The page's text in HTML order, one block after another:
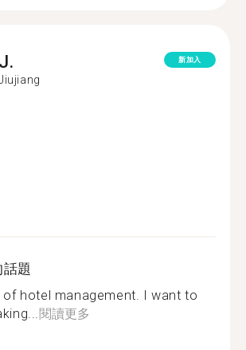
J. 新加入
題
of hotel management. I want to
閱讀更多